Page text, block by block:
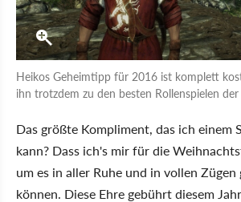
Heikos Geheimtipp für 2016 ist komplett
ihn trotzdem zu den besten Rollenspielen
Das größte Kompliment, das ich einem
kann? Dass ich's mir für die
um es in aller Ruhe und in vollen Zügen
können. Diese Ehre gebührt diesem